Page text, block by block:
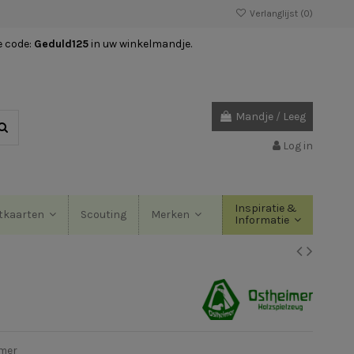
Verlanglijst (0)
code: Geduld125 in uw winkelmandje.
Mandje / Leeg
Log in
Scouting Merken
Inspiratie &
Informatie